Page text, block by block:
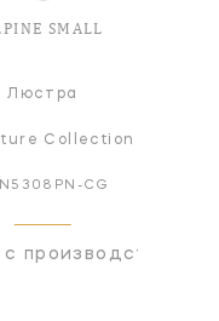
SMALL
Люстра
Collection
CG
производства